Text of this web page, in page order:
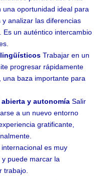
oportunidad ideal para
analizar las diferencias
un auténtico intercambio
Trabajar en un
progresar rápidamente
una baza importante para
y autonomía Salir
a un nuevo entorno
gratificante,
es muy
puede marcar la
trabajo.